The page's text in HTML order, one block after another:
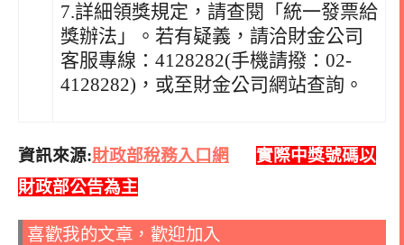
7.詳細領獎規定，請查閱「統一發票給
獎辦法」。若有疑義，請洽財金公司
客服專線：4128282(手機請撥：02-
4128282)，或至財金公司網站查詢。
資訊來源:財政部稅務入口網
實際中獎號碼以
財政部公告為主
喜歡我的文章，歡迎加入